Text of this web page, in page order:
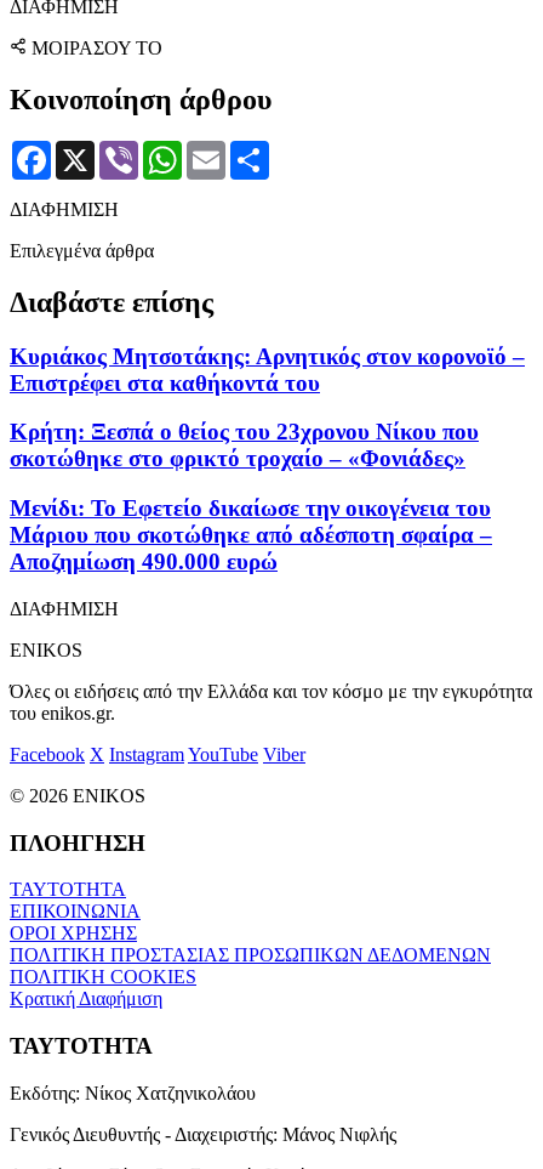
ΔΙΑΦΗΜΙΣΗ
ΜΟΙΡΑΣΟΥ ΤΟ
Κοινοποίηση άρθρου
Facebook
X Viber WhatsApp
Email
ΔΙΑΦΗΜΙΣΗ
Επιλεγμένα άρθρα
Διαβάστε επίσης
Κυριάκος Μητσοτάκης: Αρνητικός στον κορονοϊό –
Επιστρέφει στα καθήκοντά του
Κρήτη: Ξεσπά ο θείος του 23χρονου Νίκου που
σκοτώθηκε στο φρικτό τροχαίο – «Φονιάδες»
Μενίδι: Το Εφετείο δικαίωσε την οικογένεια του
Μάριου που σκοτώθηκε από αδέσποτη σφαίρα –
Αποζημίωση 490.000 ευρώ
ΔΙΑΦΗΜΙΣΗ
ENIKOS
Όλες οι ειδήσεις από την Ελλάδα και τον κόσμο με την εγκυρότητα
του enikos.gr.
Facebook X InstagramYouTube Viber
© 2026 ENIKOS
ΠΛΟΗΓΗΣΗ
ΤΑΥΤΟΤΗΤΑ
ΕΠΙΚΟΙΝΩΝΙΑ
ΟΡΟΙ ΧΡΗΣΗΣ
ΠΟΛΙΤΙΚΗ ΠΡΟΣΤΑΣΙΑΣ ΠΡΟΣΩΠΙΚΩΝ ΔΕΔΟΜΕΝΩΝ
ΠΟΛΙΤΙΚΗ COOKIES
Κρατική Διαφήμιση
ΤΑΥΤΟΤΗΤΑ
Εκδότης: Νίκος Χατζηνικολάου
Γενικός Διευθυντής - Διαχειριστής: Μάνος Νιφλής